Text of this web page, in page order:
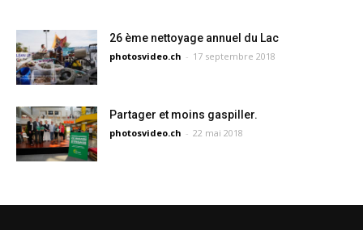
26 ème nettoyage annuel du Lac
photosvideo.ch - 17 septembre 2018
Partager et moins gaspiller.
photosvideo.ch - 22 mai 2018